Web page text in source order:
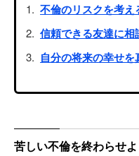
不倫のリスクを考え
信頼できる友達に相
自分の将来の幸せを
苦しい不倫を終わらせ